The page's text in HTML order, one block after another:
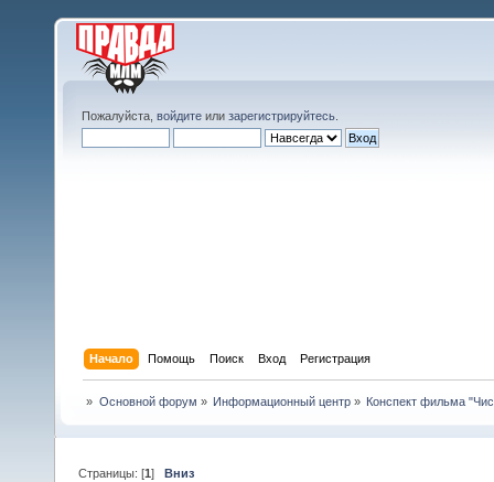
Пожалуйста, войдите или зарегистрируйтесь
Начало Помощь Поиск Вход Регистрация
» Основной форум » Информационный центр» Конспект фильма
Страницы: [1]Вниз